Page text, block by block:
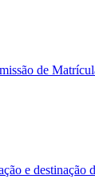
de
e destinação